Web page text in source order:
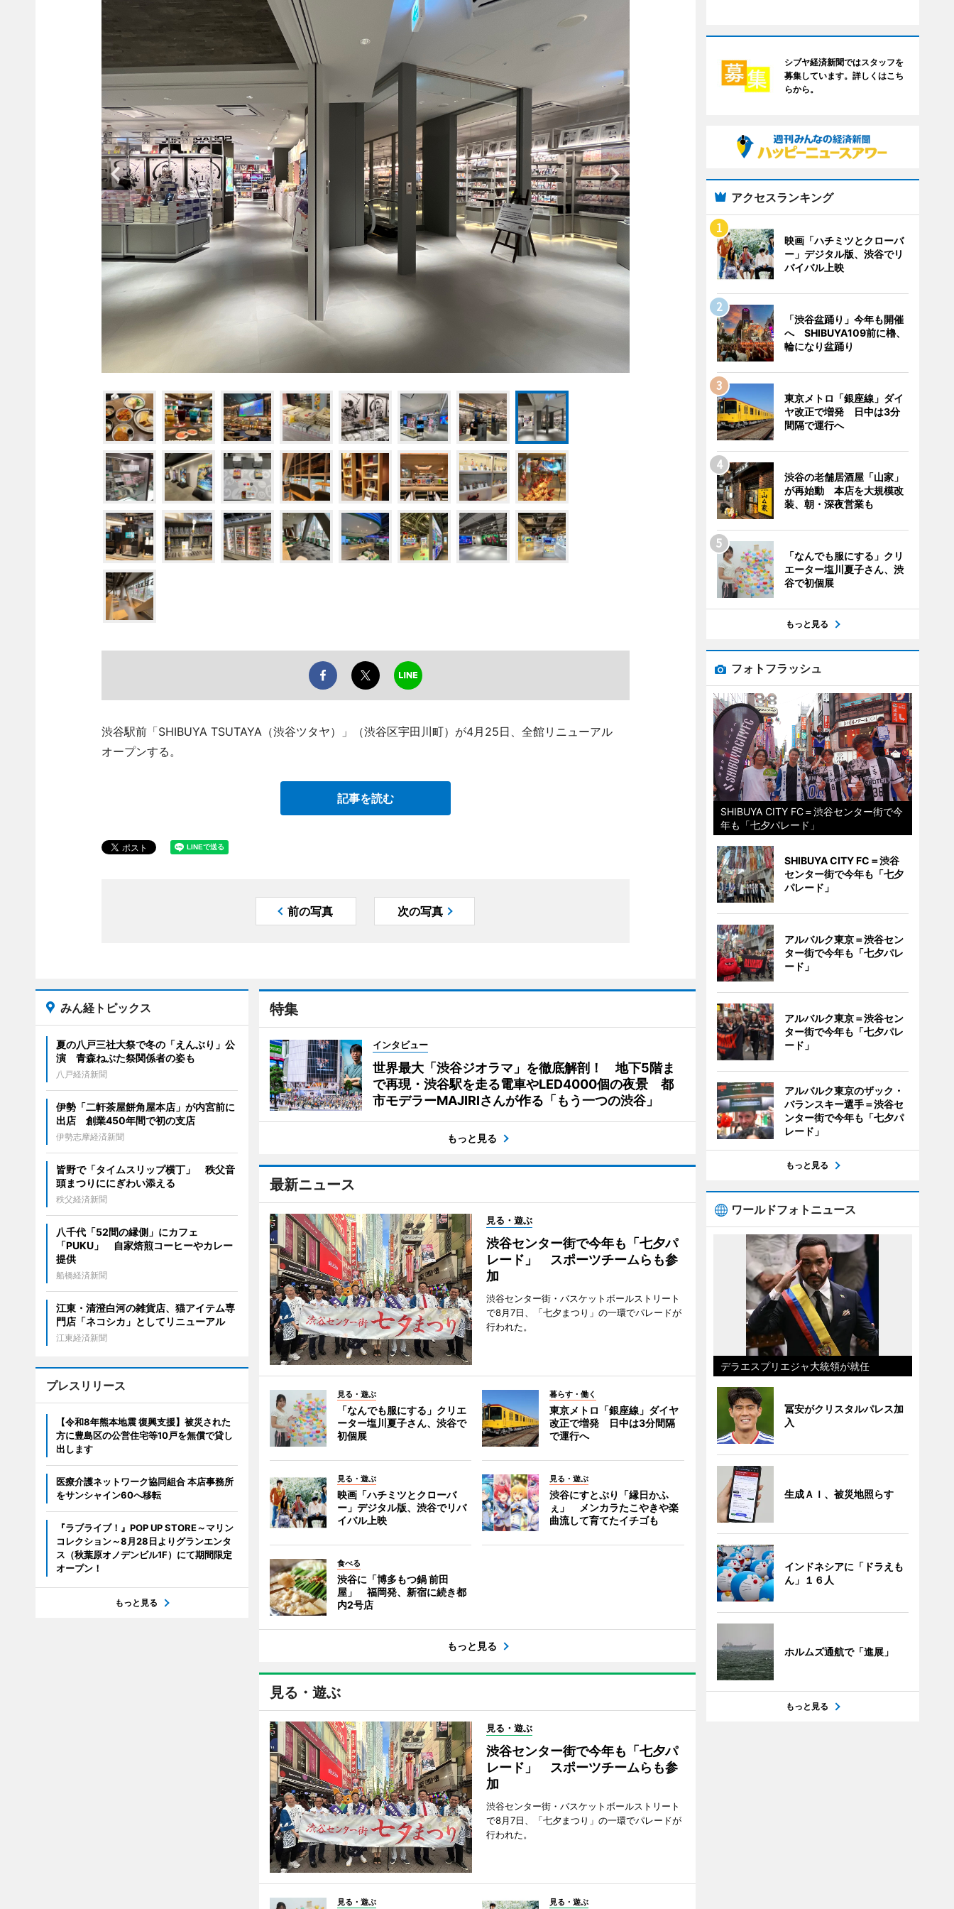
渋谷駅前「SHIBUYA TSUTAYA（渋谷ツタヤ）」（渋谷区宇田川町）が4月25日、全館リニューアル
オープンする。
記事を読む
前の写真 次の写真
特集
インタビュー
世界最大「渋谷ジオラマ」を徹底解剖！ 地下5階ま
で再現・渋谷駅を走る電車やLED4000個の夜景 都
市モデラーMAJIRIさんが作る「もう一つの渋谷」
もっと見る
最新ニュース
見る・遊ぶ
渋谷センター街で今年も「七夕パ
レード」 スポーツチームらも参
加
渋谷センター街・バスケットボールストリート
で8月7日、「七夕まつり」の一環でパレードが
行われた。
見る・遊ぶ
「なんでも服にする」クリエ
ーター塩川夏子さん、渋谷で
初個展
暮らす・働く
東京メトロ「銀座線」ダイヤ
改正で増発 日中は3分間隔
で運行へ
見る・遊ぶ
映画「ハチミツとクローバ
ー」デジタル版、渋谷でリバ
イバル上映
見る・遊ぶ
渋谷にすとぷり「縁日かふ
ぇ」 メンカラたこやきや楽
曲流して育てたイチゴも
食べる
渋谷に「博多もつ鍋 前田
屋」 福岡発、新宿に続き都
内2号店
もっと見る
見る・遊ぶ
見る・遊ぶ
渋谷センター街で今年も「七夕パ
レード」 スポーツチームらも参
加
渋谷センター街・バスケットボールストリート
で8月7日、「七夕まつり」の一環でパレードが
行われた。
見る・遊ぶ 見る・遊ぶ
みん経トピックス
夏の八戸三社大祭で冬の「えんぶり」公
演 青森ねぶた祭関係者の姿も
八戸経済新聞
伊勢「二軒茶屋餅角屋本店」が内宮前に
出店 創業450年間で初の支店
伊勢志摩経済新聞
皆野で「タイムスリップ横丁」 秩父音
頭まつりににぎわい添える
秩父経済新聞
八千代「52間の縁側」にカフェ
「PUKU」 自家焙煎コーヒーやカレー
提供
船橋経済新聞
江東・清澄白河の雑貨店、猫アイテム専
門店「ネコシカ」としてリニューアル
江東経済新聞
プレスリリース
【令和8年熊本地震 復興支援】被災された
方に豊島区の公営住宅等10戸を無償で貸し
出します
医療介護ネットワーク協同組合 本店事務所
をサンシャイン60へ移転
『ラブライブ！』POP UP STORE～マリン
コレクション～8月28日よりグランエンタ
ス（秋葉原オノデンビル1F）にて期間限定
オープン！
もっと見る
シブヤ経済新聞ではスタッフを
募集しています。詳しくはこち
らから。
アクセスランキング
映画「ハチミツとクローバ
ー」デジタル版、渋谷でリ
バイバル上映
「渋谷盆踊り」今年も開催
へ SHIBUYA109前に櫓、
輪になり盆踊り
東京メトロ「銀座線」ダイ
ヤ改正で増発 日中は3分
間隔で運行へ
渋谷の老舗居酒屋「山家」
が再始動 本店を大規模改
装、朝・深夜営業も
「なんでも服にする」クリ
エーター塩川夏子さん、渋
谷で初個展
もっと見る
フォトフラッシュ
SHIBUYA CITY FC＝渋谷センター街で今
年も「七夕パレード」
SHIBUYA CITY FC＝渋谷
センター街で今年も「七夕
パレード」
アルバルク東京＝渋谷セン
ター街で今年も「七夕パレ
ード」
アルバルク東京＝渋谷セン
ター街で今年も「七夕パレ
ード」
アルバルク東京のザック・
バランスキー選手＝渋谷セ
ンター街で今年も「七夕パ
レード」
もっと見る
ワールドフォトニュース
デラエスプリエジャ大統領が就任
冨安がクリスタルパレス加
入
生成ＡＩ、被災地照らす
インドネシアに「ドラえも
ん」１６人
ホルムズ通航で「進展」
もっと見る